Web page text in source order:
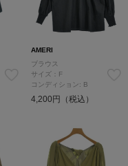
AMERI
ブラウス
サイズ：F
コンディション: B
4,200円（税込）